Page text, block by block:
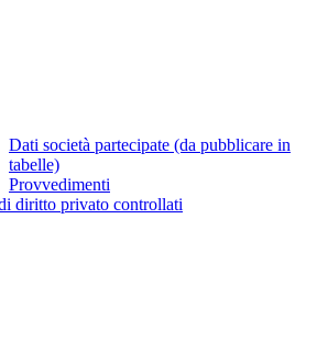
Dati società partecipate (da pubblicare in
tabelle)
Provvedimenti
diritto privato controllati